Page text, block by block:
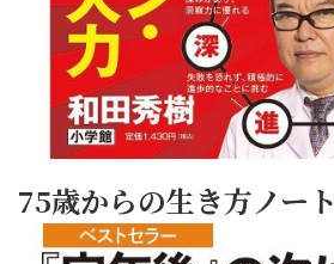
75歳からの生き方ノート